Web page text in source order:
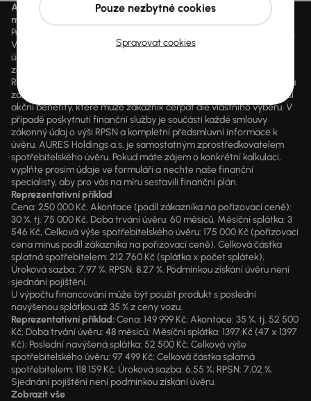
Aktuálně platné ceny jsou uvedeny nawww.aaaauto.cz
. Akci je
možné využít od 14.3.2020 do odvolání.
Podmínky spotřebitelského úvěru u konkrétního vozu se mohou lišit.
Výpočet splátky je orientační a závisí na konkrétních vstupních
údajích a individuálních podmínkách financování poskytnutých
zákazníkovi jim zvoleným obchodním partnerem. Vyšší hodnoty
RPSN mohou být důsledkem využití marketingových akcí dle výběru
zákazníka, jako např. sleva z ceny vozidla, výplata hotovosti a další
akční benefity, které může zákazník čerpat dle vlastního výběru. V
případě poskytnutí finanční služby je součástí každé smlouvy
zákonný údaj o výši RPSN a kompletní předsmluvní informace k
úvěru. AURES Holdings a.s. je samostatným zprostředkovatelem
spotřebitelského úvěru. Pokud máte zájem o konkrétní kalkulaci,
vyplňte prosím údaje ve formuláři a nechte naše finanční
specialisty, aby pro vás na míru sestavili finanční plán.
Reprezentativní příklad
Cena: 250 000 Kč, Akontace (podíl zákazníka na pořizovací ceně):
30 %, tj. 75 000 Kč, Doba trvání úvěru: 60 měsíců, Měsíční splátka: 3
546 Kč, Celková výše spotřebitelského úvěru: 175 000 Kč (pořizovací
cena mínus podíl zákazníka na pořizovací ceně), Celková částka
splatná spotřebitelem: 212 760 Kč (splátka x počet splátek),
Úroková sazba: 7,97 %, RPSN: 8,27 %. Podmínkou získání úvěru není
sjednání pojištění.
U výpočtu financování může být použit produkt s poslední
navýšenou splátkou až 35 % z ceny vozu.
Reprezentativní příklad:Cena: 149 999 Kč; Akontace: 35 %, tj. 52 500
Kč; Doba trvání úvěru: 48 měsíců; Měsíční splátka: 1397 Kč (47 x 1397
Kč); Poslední navýšená splátka: 52 500 Kč; Celková výše
spotřebitelského úvěru: 97 499 Kč; Celková částka splatná
spotřebitelem: 118 159 Kč; Úroková sazba: 6,55 %; RPSN: 7,02 %.
Sjednání pojištění není podmínkou získání úvěru.
Zobrazit vše
Spravovat cookies
Pouze nezbytné cookies